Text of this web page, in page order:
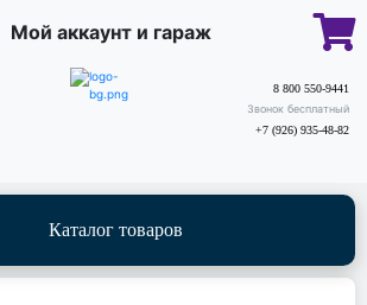
Мой аккаунт и гараж
8 800 550-9441
Звонок бесплатный
+7 (926) 935-48-82
Каталог товаров